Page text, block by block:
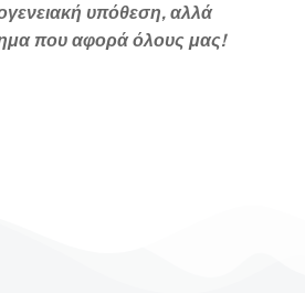
υπόθεση, αλλά
που αφορά όλους μας!